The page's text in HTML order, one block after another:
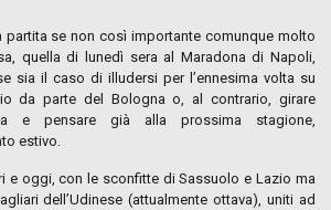
partita se non così importante comunque molto
quella di lunedì sera al Maradona di Napoli,
sia il caso di illudersi per l’ennesima volta su
da parte del Bologna o, al contrario, girare
e pensare già alla prossima stagione,
estivo.
e oggi, con le sconfitte di Sassuolo e Lazio ma
dell’Udinese (attualmente ottava), uniti ad